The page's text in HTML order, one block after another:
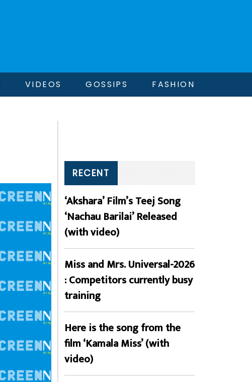
VIDEOS GOSSIPS FASHION
RECENT
‘Akshara’ Film’s Teej Song
‘Nachau Barilai’ Released
(with video)
Miss and Mrs. Universal-2026
: Competitors currently busy
training
Here is the song from the
film ‘Kamala Miss’ (with
video)